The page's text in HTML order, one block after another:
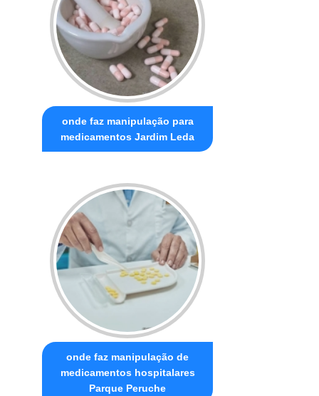
onde faz manipulação para
medicamentos Jardim Leda
onde faz manipulação de
medicamentos hospitalares
Parque Peruche